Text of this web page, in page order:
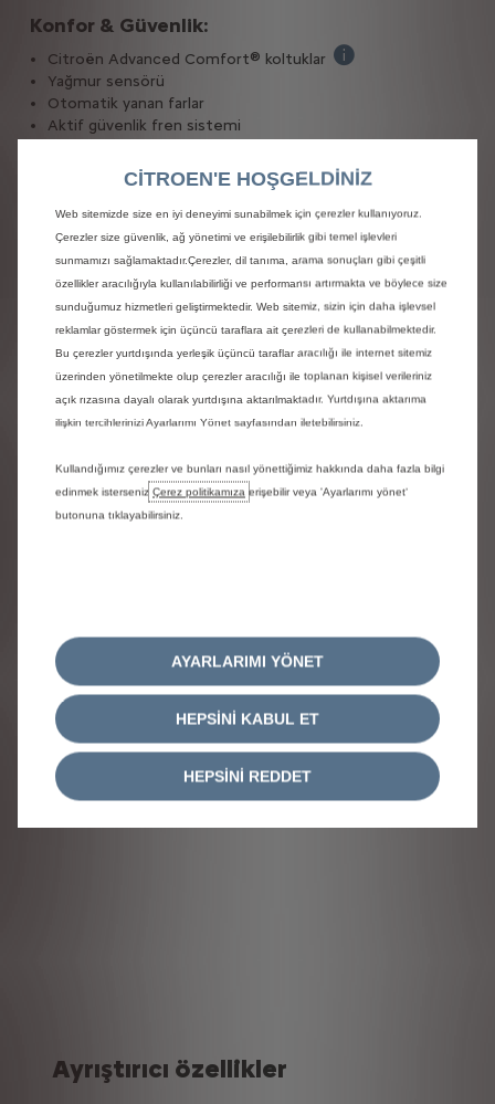
Konfor & Güvenlik:
Citroën Advanced Comfort® koltuklar
Yağmur sensörü
Otomatik yanan farlar
Aktif güvenlik fren sistemi
PLUS donanım galerisi
113 hp (83kW)
Ayrıştırıcı özellikler
CITROEN'E HOŞGELDİNİZ
Web sitemizde size en iyi deneyimi sunabilmek için çerezler kullanıyoruz.
Çerezler size güvenlik, ağ yönetimi ve erişilebilirlik gibi temel işlevleri
sunmamızı sağlamaktadır.Çerezler, dil tanıma, arama sonuçları gibi çeşitli
özellikler aracılığıyla kullanılabilirliği ve performansı artırmakta ve böylece size
sunduğumuz hizmetleri geliştirmektedir. Web sitemiz, sizin için daha işlevsel
reklamlar göstermek için üçüncü taraflara ait çerezleri de kullanabilmektedir.
Bu çerezler yurtdışında yerleşik üçüncü taraflar aracılığı ile internet sitemiz
üzerinden yönetilmekte olup çerezler aracılığı ile toplanan kişisel verileriniz
açık rızasına dayalı olarak yurtdışına aktarılmaktadır. Yurtdışına aktarıma
ilişkin tercihlerinizi Ayarlarımı Yönet sayfasından iletebilirsiniz.
Kullandığımız çerezler ve bunları nasıl yönettiğimiz hakkında daha fazla bilgi
edinmek isterseniz Çerez politikamıza erişebilir veya 'Ayarlarımı yönet‘
butonuna tıklayabilirsiniz.
AYARLARIMI YÖNET
HEPSİNİ KABUL ET
HEPSİNİ REDDET